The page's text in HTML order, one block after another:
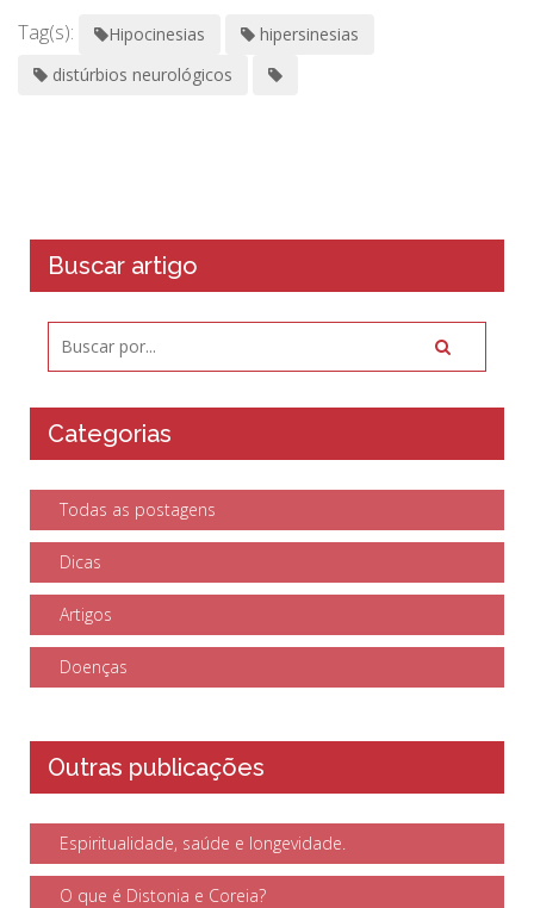
Tag(s): Hipocinesias
hipersinesias
distúrbios neurológicos
Buscar artigo
Categorias
Todas as postagens
Dicas
Artigos
Doenças
Outras publicações
Espiritualidade, saúde e longevidade.
O que é Distonia e Coreia?